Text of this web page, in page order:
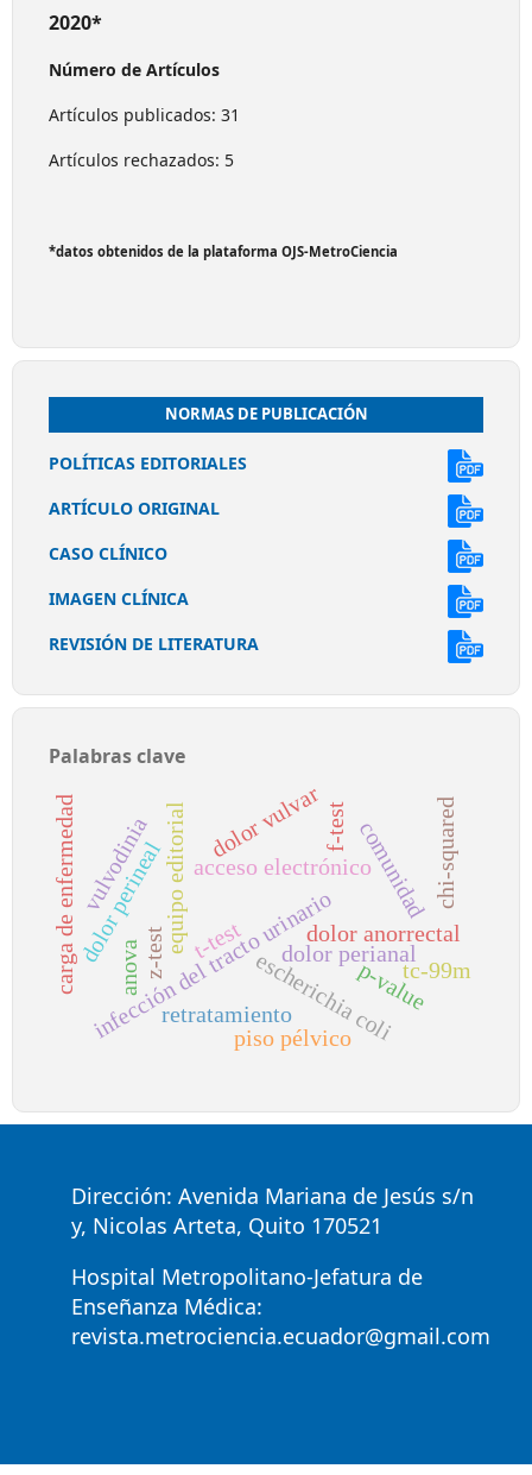
2020*
Número de Artículos
Artículos publicados: 31
Artículos rechazados: 5
*datos obtenidos de la plataforma OJS-MetroCiencia
NORMAS DE PUBLICACIÓN
POLÍTICAS EDITORIALES
ARTÍCULO ORIGINAL
CASO CLÍNICO
IMAGEN CLÍNICA
REVISIÓN DE LITERATURA
Palabras clave
equipo editorial acceso electrónico
infección del tracto urinario
comunidad
escherichia coli
dolor perineal
vulvodinia dolor vulvar
dolor perianal
piso pélvico
dolor anorrectal
retratamiento
carga de enfermedad p-value
z-test t-test
anova
chi-squared
f-test
tc-99m
Dirección: Avenida Mariana de Jesús s/n
y, Nicolas Arteta, Quito 170521
Hospital Metropolitano-Jefatura de
Enseñanza Médica:
revista.metrociencia.ecuador@gmail.com